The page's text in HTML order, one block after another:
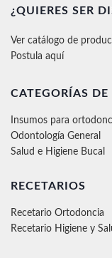
¿QUIERES SER
Ver catálogo de
Postula aquí
CATEGORÍAS
Insumos para
Odontología General
Salud e Higiene Bucal
RECETARIOS
Recetario Ortodoncia
Recetario Higiene y